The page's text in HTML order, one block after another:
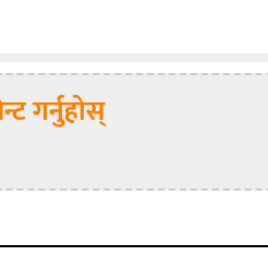
गर्नुहोस्